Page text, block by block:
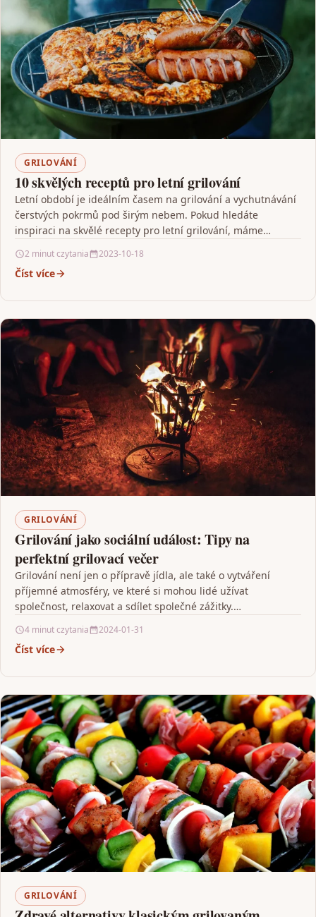
GRILOVÁNÍ
10 skvělých receptů pro letní grilování
Letní období je ideálním časem na grilování a vychutnávání
čerstvých pokrmů pod širým nebem. Pokud hledáte
inspiraci na skvělé recepty pro letní grilování, máme…
2 minut czytania 2023-10-18
Číst více
GRILOVÁNÍ
Grilování jako sociální událost: Tipy na
perfektní grilovací večer
Grilování není jen o přípravě jídla, ale také o vytváření
příjemné atmosféry, ve které si mohou lidé užívat
společnost, relaxovat a sdílet společné zážitky.…
4 minut czytania 2024-01-31
Číst více
GRILOVÁNÍ